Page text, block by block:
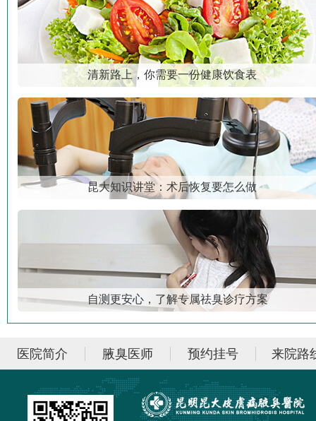
清新路上，你需要一份健康饮食表
昆大知识讲堂：术后恢复要怎么做
自测更安心，了解专属祛臭诊疗方案
医院简介 腋臭医师 预约挂号 来院路